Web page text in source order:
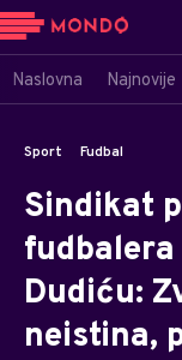
Naslovna Najnovije
Sport Fudbal
Sindikat
Dudiću:
neistina,